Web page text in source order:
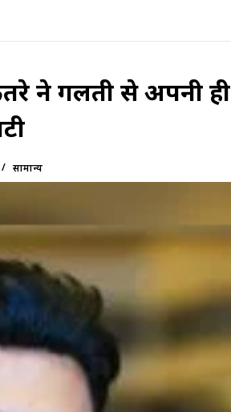
ने गलती से अपनी ही
सामान्य